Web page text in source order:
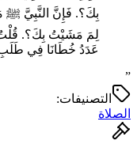
بِكَ؟. فَإِنَّ النَّبِيَّ ﷺ
لِمَ مَشَيْتُ بِكَ؟. قُلْتُ:
عَدَدُ خُطَانَا فِي طَلَبِ
”
التصنيفات:
الصلاة